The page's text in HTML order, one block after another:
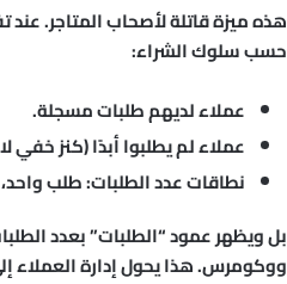
حسب سلوك الشراء:
عملاء لديهم طلبات مسجلة.
عملاء لم يطلبوا أبدًا (كنز
نطاقات عدد الطلبات: طلب واحد، 2-5 طلبات، أو 6+ طلبات.
بل ويظهر عمود “الطلبات” بعدد
ووكومرس. هذا يحول إدارة العملاء